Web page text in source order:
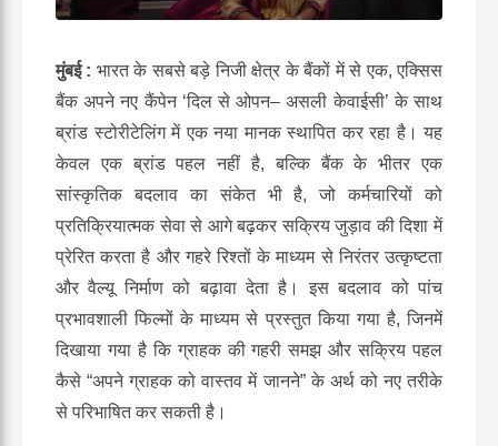
मुंबई: भारत के सबसे बड़े निजी क्षेत्र के बैंकों में से एक, एक्सिस
बैंक अपने नए कैंपेन ‘दिल से ओपन–असली केवाईसी’के साथ
ब्रांड स्टोरीटेलिंग में एक नया मानक स्थापित कर रहा है। यह
केवल एक ब्रांड पहल नहीं है, बल्कि बैंक के भीतर एक
सांस्कृतिक बदलाव का संकेत भी है, जो कर्मचारियों को
प्रतिक्रियात्मक सेवा से आगे बढ़कर सक्रिय जुड़ाव की दिशा में
प्रेरित करता है और गहरे रिश्तों के माध्यम से निरंतर उत्कृष्टता
और वैल्यू निर्माण को बढ़ावा देता है। इस बदलाव को पांच
प्रभावशाली फिल्मों के माध्यम से प्रस्तुत किया गया है, जिनमें
दिखाया गया है कि ग्राहक की गहरी समझ और सक्रिय पहल
कैसे “अपने ग्राहक को वास्तव में जानने” के अर्थ को नए तरीके
से परिभाषित कर सकती है।